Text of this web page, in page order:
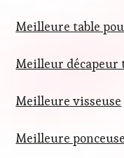
Meilleure table
Meilleur décapeur
Meilleure visseuse
Meilleure